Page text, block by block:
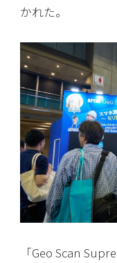
かれた。
「Geo Scan